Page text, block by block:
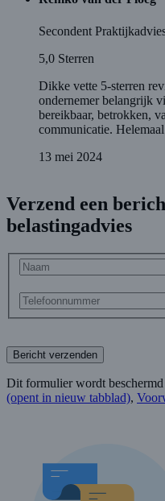
Secondent
5,0 Sterren
Dikke vette 5-sterren
ondernemer belangrijk
bereikbaar, betrokken,
communicatie.
13 mei 2024
Verzend een
belastingadvies
Bericht verzenden
Dit formulier wordt
(opent in nieuw tabblad),